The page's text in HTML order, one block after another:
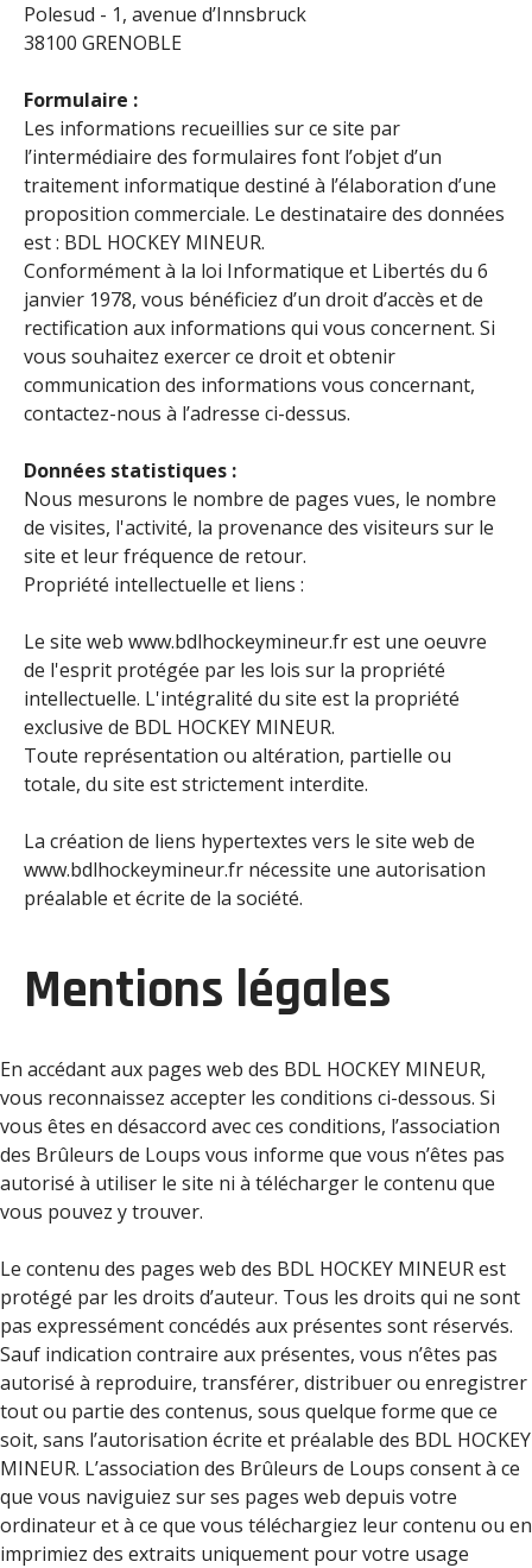
Polesud - 1, avenue d’Innsbruck
38100 GRENOBLE
Formulaire :
Les informations recueillies sur ce site par
l’intermédiaire des formulaires font l’objet d’un
traitement informatique destiné à l’élaboration d’une
proposition commerciale. Le destinataire des données
est : BDL HOCKEY MINEUR.
Conformément à la loi Informatique et Libertés du 6
janvier 1978, vous bénéficiez d’un droit d’accès et de
rectification aux informations qui vous concernent. Si
vous souhaitez exercer ce droit et obtenir
communication des informations vous concernant,
contactez-nous à l’adresse ci-dessus.
Données statistiques :
Nous mesurons le nombre de pages vues, le nombre
de visites, l'activité, la provenance des visiteurs sur le
site et leur fréquence de retour.
Propriété intellectuelle et liens :
Le site web www.bdlhockeymineur.fr est une oeuvre
de l'esprit protégée par les lois sur la propriété
intellectuelle. L'intégralité du site est la propriété
exclusive de BDL HOCKEY MINEUR.
Toute représentation ou altération, partielle ou
totale, du site est strictement interdite.
La création de liens hypertextes vers le site web de
www.bdlhockeymineur.fr nécessite une autorisation
préalable et écrite de la société.
Mentions légales
En accédant aux pages web des BDL HOCKEY MINEUR,
vous reconnaissez accepter les conditions ci-dessous. Si
vous êtes en désaccord avec ces conditions, l’association
des Brûleurs de Loups vous informe que vous n’êtes pas
autorisé à utiliser le site ni à télécharger le contenu que
vous pouvez y trouver.
Le contenu des pages web des BDL HOCKEY MINEUR est
protégé par les droits d’auteur. Tous les droits qui ne sont
pas expressément concédés aux présentes sont réservés.
Sauf indication contraire aux présentes, vous n’êtes pas
autorisé à reproduire, transférer, distribuer ou enregistrer
tout ou partie des contenus, sous quelque forme que ce
soit, sans l’autorisation écrite et préalable des BDL HOCKEY
MINEUR. L’association des Brûleurs de Loups consent à ce
que vous naviguiez sur ses pages web depuis votre
ordinateur et à ce que vous téléchargiez leur contenu ou en
imprimiez des extraits uniquement pour votre usage